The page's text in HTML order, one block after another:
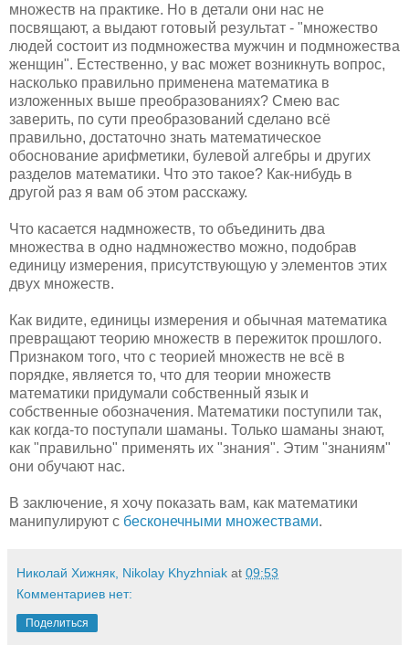
множеств на практике. Но в детали они нас не
посвящают, а выдают готовый результат - "множество
людей состоит из подмножества мужчин и подмножества
женщин". Естественно, у вас может возникнуть вопрос,
насколько правильно применена математика в
изложенных выше преобразованиях? Смею вас
заверить, по сути преобразований сделано всё
правильно, достаточно знать математическое
обоснование арифметики, булевой алгебры и других
разделов математики. Что это такое? Как-нибудь в
другой раз я вам об этом расскажу.
Что касается надмножеств, то объединить два
множества в одно надмножество можно, подобрав
единицу измерения, присутствующую у элементов этих
двух множеств.
Как видите, единицы измерения и обычная математика
превращают теорию множеств в пережиток прошлого.
Признаком того, что с теорией множеств не всё в
порядке, является то, что для теории множеств
математики придумали собственный язык и
собственные обозначения. Математики поступили так,
как когда-то поступали шаманы. Только шаманы знают,
как "правильно" применять их "знания". Этим "знаниям"
они обучают нас.
В заключение, я хочу показать вам, как математики
манипулируют с бесконечными множествами.
Николай Хижняк, Nikolay Khyzhniak at 09:53
Комментариев нет:
Поделиться